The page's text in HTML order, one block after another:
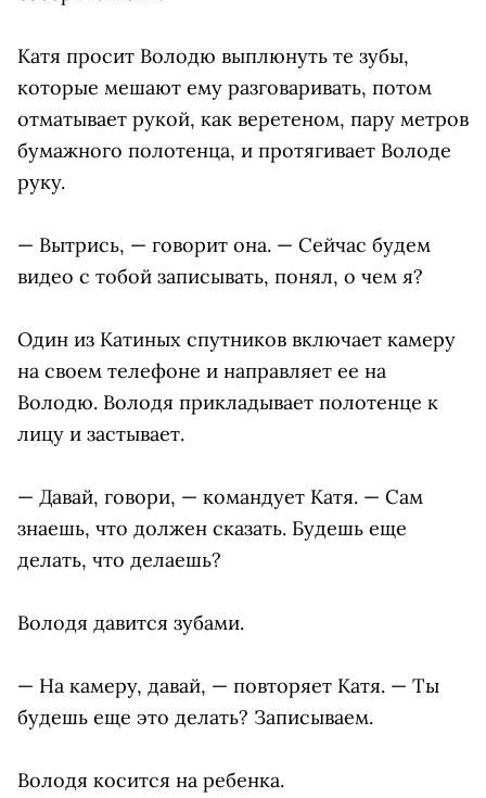
Катя просит Володю выплюнуть те зубы,
которые мешают ему разговаривать, потом
отматывает рукой, как веретеном, пару метров
бумажного полотенца, и протягивает Володе
руку.
— Вытрись, — говорит она. — Сейчас будем
видео с тобой записывать, понял, о чем я?
Один из Катиных спутников включает камеру
на своем телефоне и направляет ее на
Володю. Володя прикладывает полотенце к
лицу и застывает.
— Давай, говори, — командует Катя. — Сам
знаешь, что должен сказать. Будешь еще
делать, что делаешь?
Володя давится зубами.
— На камеру, давай, — повторяет Катя. — Ты
будешь еще это делать? Записываем.
Володя косится на ребенка.